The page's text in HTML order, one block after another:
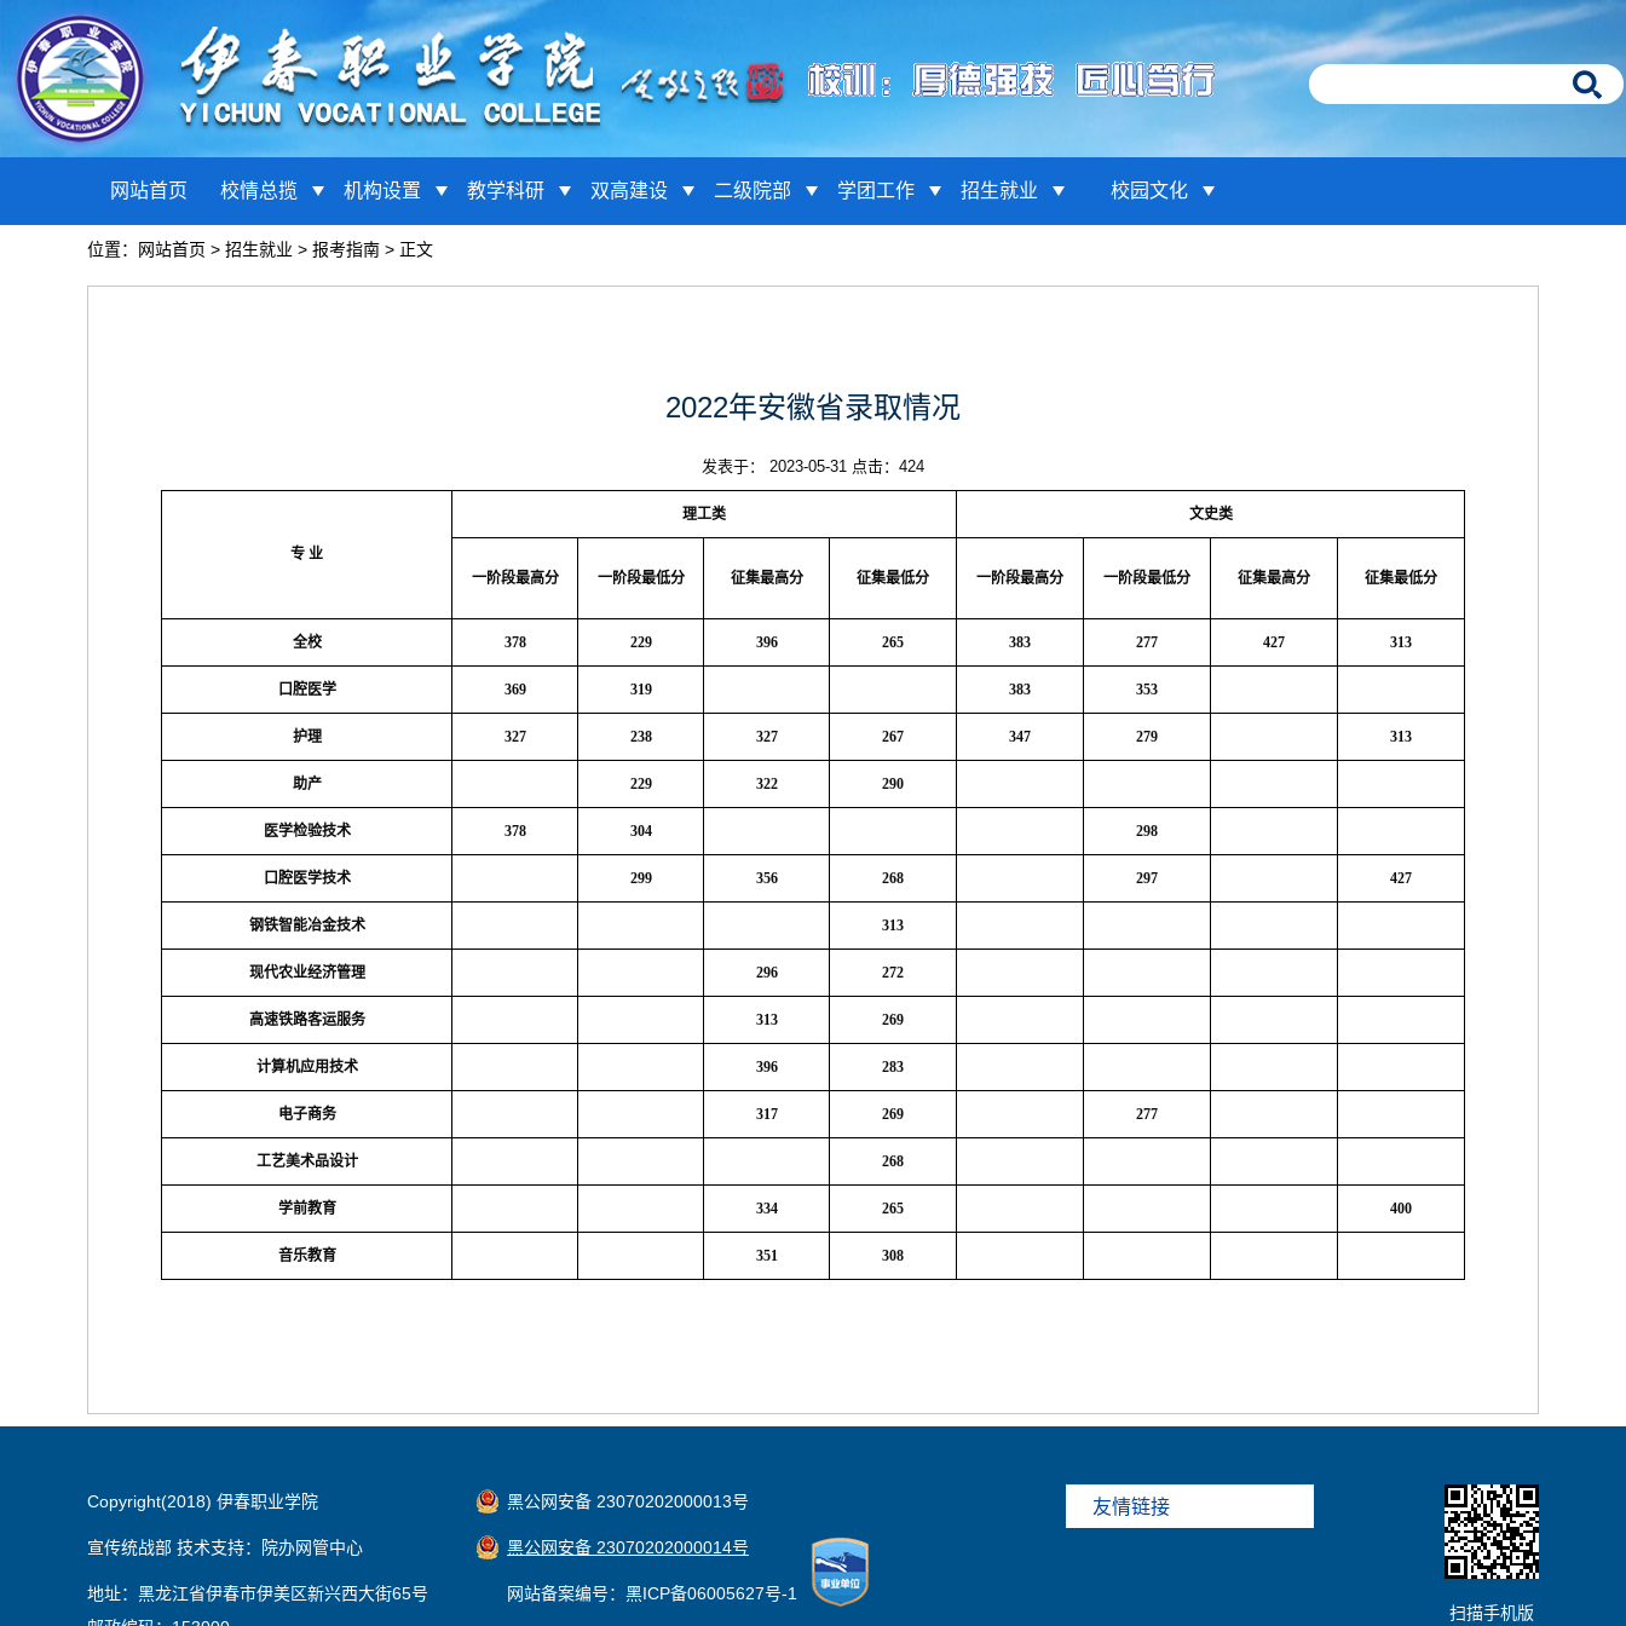
网站首页 校情总揽 机构设置 教学科研 双高建设 二级院部 学团工作 招生就业 校园文化
位置： 网站首页 > 招生就业 > 报考指南 > 正文
2022年安徽省录取情况
发表于： 2023-05-31 点击： 424
专 业
理工类 文史类
一阶段最高分 一阶段最低分 征集最高分 征集最低分 一阶段最高分 一阶段最低分 征集最高分 征集最低分
全校 378 229 396 265 383 277 427 313
口腔医学 369 319 383 353
护理 327 238 327 267 347 279 313
助产 229 322 290
医学检验技术 378 304 298
口腔医学技术 299 356 268 297 427
钢铁智能冶金技术 313
现代农业经济管理 296 272
高速铁路客运服务 313 269
计算机应用技术 396 283
电子商务 317 269 277
工艺美术品设计 268
学前教育 334 265 400
音乐教育 351 308
Copyright(2018) 伊春职业学院
宣传统战部 技术支持：院办网管中心
地址：黑龙江省伊春市伊美区新兴西大街65号
黑公网安备 23070202000013号
黑公网安备 23070202000014号
网站备案编号：黑ICP备06005627号-1
友情链接
扫描手机版